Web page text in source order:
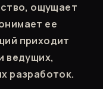
ощущает
ее
приходит
ведущих,
разработок.